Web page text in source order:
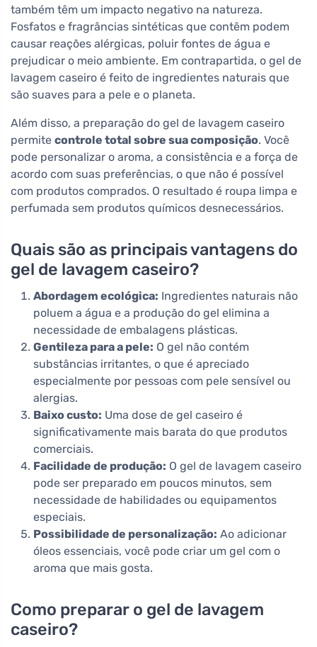
também têm um impacto negativo na natureza.
Fosfatos e fragrâncias sintéticas que contêm podem
causar reações alérgicas, poluir fontes de água e
prejudicar o meio ambiente. Em contrapartida, o gel de
lavagem caseiro é feito de ingredientes naturais que
são suaves para a pele e o planeta.
Além disso, a preparação do gel de lavagem caseiro
permite controle total sobre sua composição. Você
pode personalizar o aroma, a consistência e a força de
acordo com suas preferências, o que não é possível
com produtos comprados. O resultado é roupa limpa e
perfumada sem produtos químicos desnecessários.
Quais são as principais vantagens do
gel de lavagem caseiro?
Abordagem ecológica: Ingredientes naturais não
poluem a água e a produção do gel elimina a
necessidade de embalagens plásticas.
Gentileza para a pele: O gel não contém
substâncias irritantes, o que é apreciado
especialmente por pessoas com pele sensível ou
alergias.
Baixo custo: Uma dose de gel caseiro é
significativamente mais barata do que produtos
comerciais.
Facilidade de produção: O gel de lavagem caseiro
pode ser preparado em poucos minutos, sem
necessidade de habilidades ou equipamentos
especiais.
Possibilidade de personalização: Ao adicionar
óleos essenciais, você pode criar um gel com o
aroma que mais gosta.
Como preparar o gel de lavagem
caseiro?